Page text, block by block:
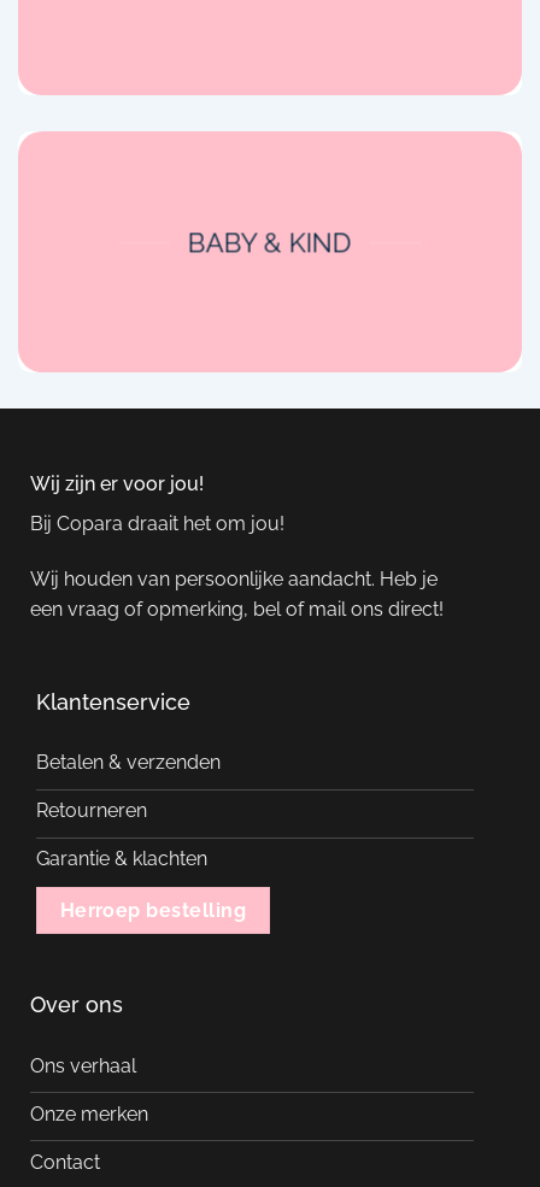
BABY & KIND
Wij zijn er voor jou!
Bij Copara draait het om jou!
Wij houden van persoonlijke aandacht. Heb je
een vraag of opmerking, bel of mail ons direct!
Klantenservice
Betalen & verzenden
Retourneren
Garantie & klachten
Herroep bestelling
Over ons
Ons verhaal
Onze merken
Contact